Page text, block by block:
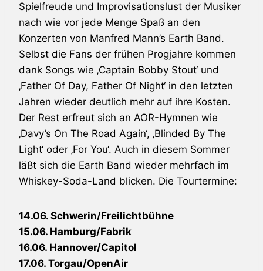
Spielfreude und Improvisationslust der Musiker
nach wie vor jede Menge Spaß an den
Konzerten von Manfred Mann’s Earth Band.
Selbst die Fans der frühen Progjahre kommen
dank Songs wie ‚Captain Bobby Stout‘ und
‚Father Of Day, Father Of Night‘ in den letzten
Jahren wieder deutlich mehr auf ihre Kosten.
Der Rest erfreut sich an AOR-Hymnen wie
‚Davy’s On The Road Again‘, ‚Blinded By The
Light‘ oder ‚For You‘. Auch in diesem Sommer
läßt sich die Earth Band wieder mehrfach im
Whiskey-Soda-Land blicken. Die Tourtermine:
14.06. Schwerin/Freilichtbühne
15.06. Hamburg/Fabrik
16.06. Hannover/Capitol
17.06. Torgau/OpenAir